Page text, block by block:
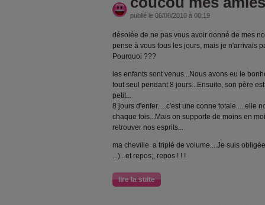
publié le 06/08/2010 à 00:19
désolée de ne pas vous avoir donné de mes
pense à vous tous les jours, mais je n'arrivais
Pourquoi ???
les enfants sont venus...Nous avons eu le
tout seul pendant 8 jours...Ensuite, son père
petit...
8 jours d'enfer.....c'est une conne totale.....elle
chaque fois...Mais on supporte de moins en
retrouver nos esprits...
ma cheville a triplé de volume....Je suis
...)...et repos;, repos ! ! !
lire la suite